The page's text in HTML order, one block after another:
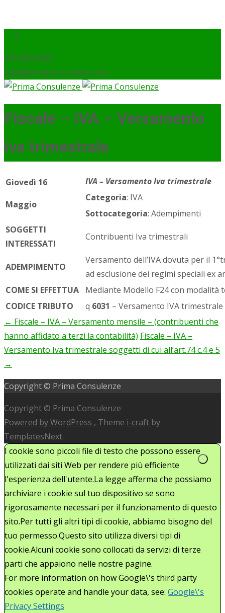
075 9920290
info@primaconsulenze.com
Fiscale – IVA – Versamento
Iva trimestrale
Giovedì 16
Maggio
IVA – Versamento Iva trimestrale
Categoria: IVA
Sottocategoria: Adempimenti
SOGGETTI
INTERESSATI
Contribuenti Iva trimestrali
ADEMPIMENTO
Versamento dell’IVA dovuta per il
ad esclusione dei regimi speciali ex
COME SI EFFETTUA
Mediante Modello F24 con modalità
CODICE TRIBUTO
q 6031 – Versamento IVA
Post
navigation
← Fiscale – IVA – Versamento mensile – (contribuenti che
hanno affidato a terzi la contabilità) Fiscale – IVA –
Versamento Iva trimestrale soggetti di cui all’art.74 c.4 e 5
→
Copyright © Prima Consulenze
Copyright © Prima Consulenze
Powered by WordPress , Theme i-craft by
TemplatesNext.
I cookie sono piccoli file di testo che possono essere
utilizzati dai siti Web per rendere più efficiente
l'esperienza dell'utente.La legge afferma che possiamo
archiviare i cookie sul tuo dispositivo se sono
rigorosamente necessari per il funzionamento di questo
sito.Per tutti gli altri tipi di cookie, abbiamo bisogno del
tuo permesso.Questo sito utilizza diversi tipi di
cookie.Alcuni cookie sono collocati da servizi di terze
parti che appaiono nelle nostre pagine.
For more information on how Google\'s third party
cookies operate and handle your data, see: Google\'s
Privacy Settings